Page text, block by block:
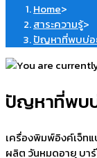
Home>
สาระความรู้>
ปัญหาที่พบบ่อ
ปัญหาที่พบบ่
เครื่องพิมพ์อิงค์เจ็ท
ผลิต วันหมดอายุ บา